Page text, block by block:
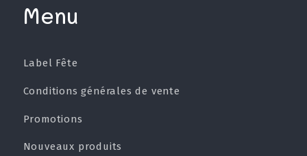
Menu
Label Fête
Conditions générales de vente
Promotions
Nouveaux produits